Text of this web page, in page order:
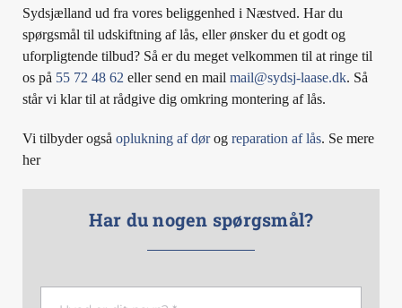
Sydsjælland ud fra vores beliggenhed i Næstved. Har du
spørgsmål til udskiftning af lås, eller ønsker du et godt og
uforpligtende tilbud? Så er du meget velkommen til at ringe til
os på 55 72 48 62 eller send en mail mail@sydsj-laase.dk. Så
står vi klar til at rådgive dig omkring montering af lås.
Vi tilbyder også oplukning af dørog reparation af lås. Se mere
her
Har du nogen spørgsmål?